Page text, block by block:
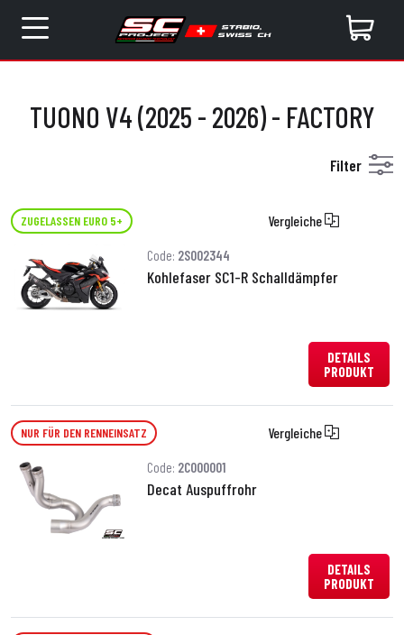
TUONO V4 (2025 - 2026) - FACTORY
Filter
ZUGELASSEN EURO 5+ Vergleiche
Code: 2S002344
Kohlefaser SC1-R Schalldämpfer
DETAILS
PRODUKT
NUR FÜR DEN RENNEINSATZ Vergleiche
Code: 2C000001
Decat Auspuffrohr
DETAILS
PRODUKT